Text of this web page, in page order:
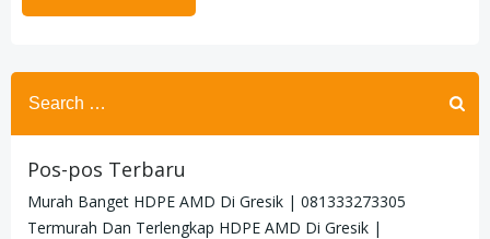
Search
for:
Pos-pos Terbaru
Murah Banget HDPE AMD Di Gresik | 081333273305
Termurah Dan Terlengkap HDPE AMD Di Gresik |